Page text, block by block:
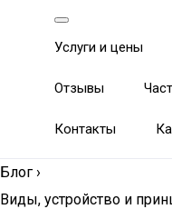
Услуги и цены
Отзывы
Контакты
Блог ›
Виды, устройство и